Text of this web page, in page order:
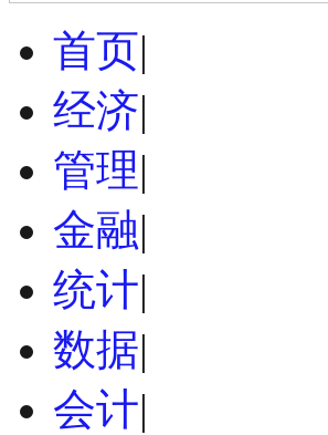
首页|
经济|
管理|
金融|
统计|
数据|
会计|